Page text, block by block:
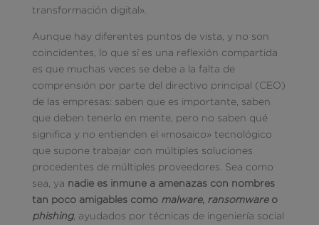
transformación digital».
Aunque hay diferentes puntos de vista, y no son
coincidentes, lo que sí es una reflexión compartida
es que muchas veces se debe a la falta de
comprensión por parte del directivo principal (CEO)
de las empresas: saben que es importante, saben
que deben tenerlo en mente, pero no saben qué
significa y no entienden el «mosaico» tecnológico
que supone trabajar con múltiples soluciones
procedentes de múltiples proveedores. Sea como
sea, ya nadie es inmune a amenazas con nombres
tan poco amigables como malware, ransomwareo
phishing, ayudados por técnicas de ingeniería social